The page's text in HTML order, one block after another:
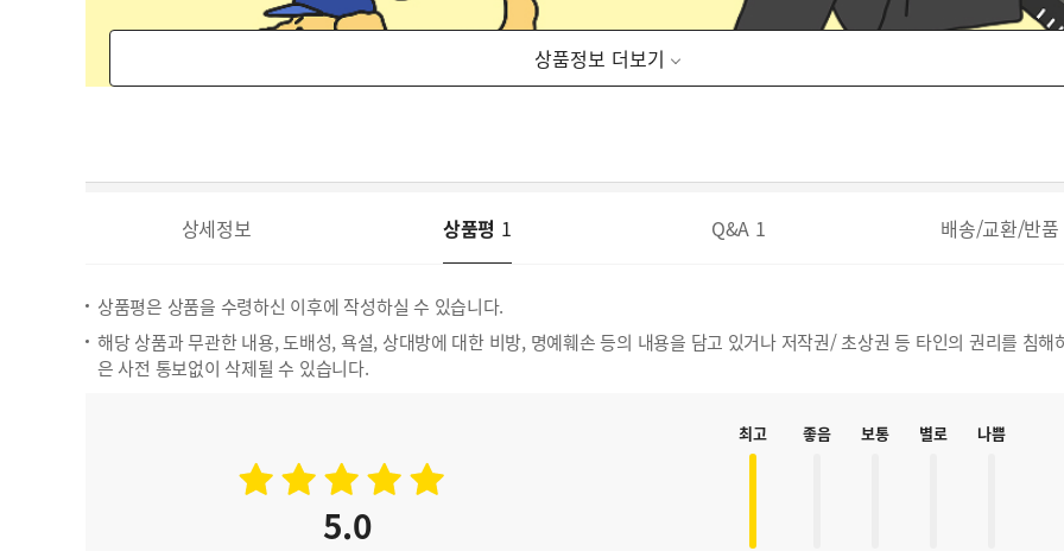
상품정보
상세정보 상품평 1 Q&A 1 배송/교환/반품
상품평은 상품을 수령하신 이후에 작성하실 수 있습니다.
해당 상품과 무관한 내용, 도배성, 욕설, 상대방에 대한 비방, 명예훼손 등의 내용을 담고 있거나 저작권/ 초상권 등 타인의 권리를 침해
은 사전 통보없이 삭제될 수 있습니다.
5.0
최고 좋음 보통 별로 나쁨